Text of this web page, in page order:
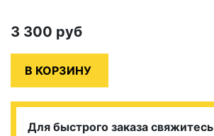
3 300 руб
Для быстрого заказа